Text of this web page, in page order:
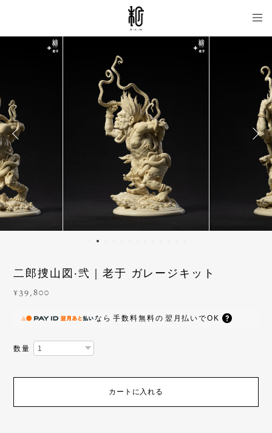
二郎捜山図·弐｜老于 ガレージキット
¥39,800
なら 手数料無料の 翌月払いでOK
数量
カートに入れる